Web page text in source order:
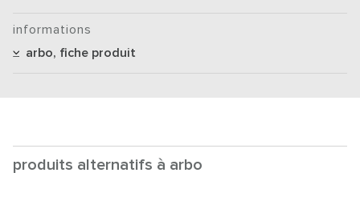
informations
arbo, fiche produit
produits alternatifs à arbo